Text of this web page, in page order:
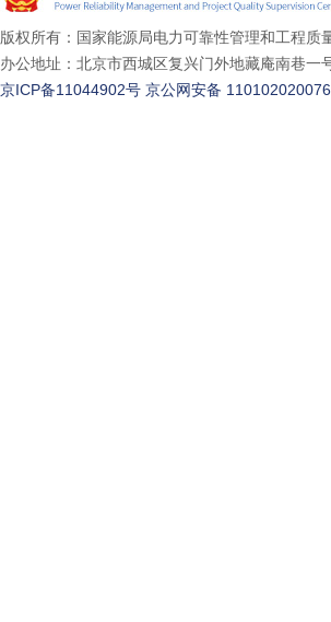
版权所有：国家能源局电力可靠性管理和工程质
办公地址：北京市西城区复兴门外地藏庵南巷一
京ICP备11044902号 京公网安备